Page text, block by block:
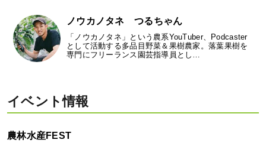
ノウカノタネ つるちゃん
「ノウカノタネ」という農系YouTuber、Podcaster
として活動する多品目野菜＆果樹農家。落葉果樹を
専門にフリーランス園芸指導員とし…
イベント情報
農林水産FEST